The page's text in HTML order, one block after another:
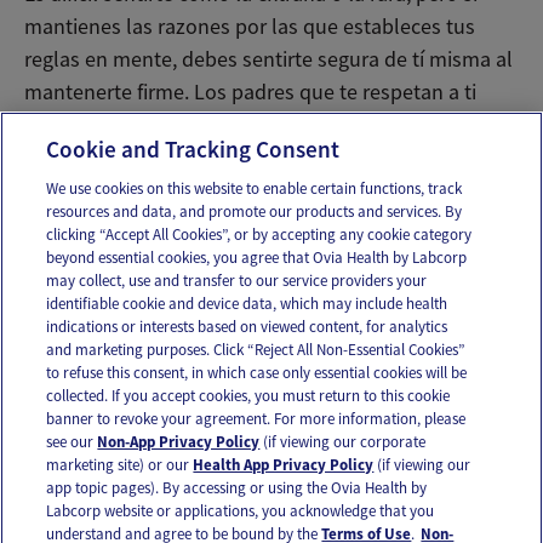
mantienes las razones por las que estableces tus
reglas en mente, debes sentirte segura de tí misma al
mantenerte firme. Los padres que te respetan a ti
Email Text
OUR APPS
FOLLOW US
Cookie and Tracking Consent
We use cookies on this website to enable certain functions, track
resources and data, and promote our products and services. By
clicking “Accept All Cookies”, or by accepting any cookie category
beyond essential cookies, you agree that Ovia Health by Labcorp
may collect, use and transfer to our service providers your
identifiable cookie and device data, which may include health
indications or interests based on viewed content, for analytics
and marketing purposes. Click “Reject All Non-Essential Cookies”
to refuse this consent, in which case only essential cookies will be
collected. If you accept cookies, you must return to this cookie
banner to revoke your agreement. For more information, please
see our Non-App Privacy Policy (if viewing our corporate
marketing site) or our Health App Privacy Policy (if viewing our
app topic pages). By accessing or using the Ovia Health by
Labcorp website or applications, you acknowledge that you
understand and agree to be bound by theTerms of Use. Non-